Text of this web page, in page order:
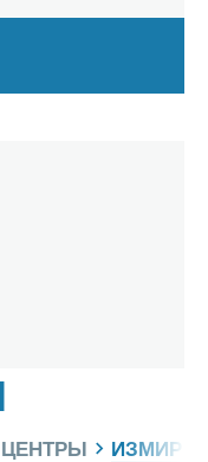
ИЗМИР -